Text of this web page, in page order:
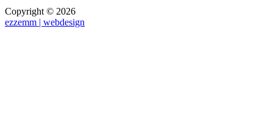
Copyright © 2026
ezzemm | webdesign